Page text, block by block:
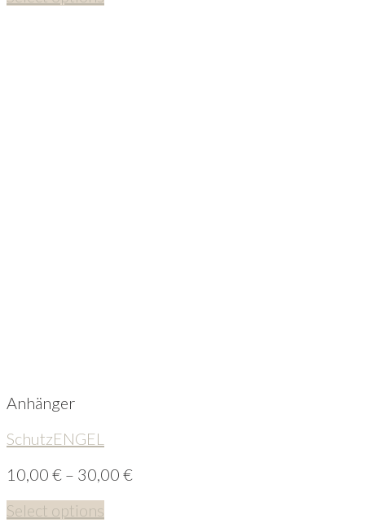
Anhänger
SchutzENGEL
10,00 € – 30,00 €
Select options